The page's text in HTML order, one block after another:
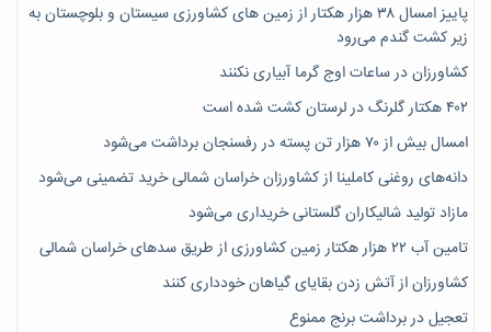
پاییز امسال ۳۸ هزار هکتار از زمین های کشاورزی سیستان و بلوچستان به
زیر کشت گندم می‌رود
کشاورزان در ساعات اوج گرما آبیاری نکنند
۴۰۲ هکتار گلرنگ در لرستان کشت شده است
امسال بیش از ۷۰ هزار تن پسته در رفسنجان برداشت می‌شود
دانه‌های روغنی کاملینا از کشاورزان خراسان شمالی خرید تضمینی می‌شود
مازاد تولید شالیکاران گلستانی خریداری می‌شود
تامین آب ۲۲ هزار هکتار زمین کشاورزی از طریق سدهای خراسان شمالی
کشاورزان از آتش زدن بقایای گیاهان خودداری کنند
تعجیل در برداشت برنج ممنوع